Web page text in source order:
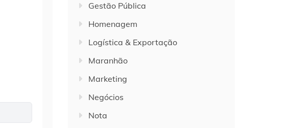
Gestão Pública
Homenagem
Logística & Exportação
Maranhão
Marketing
Negócios
Nota